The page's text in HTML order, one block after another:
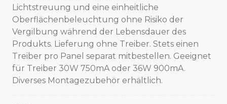
Lichtstreuung und eine einheitliche
Oberflächenbeleuchtung ohne Risiko der
Vergilbung während der Lebensdauer des
Produkts. Lieferung ohne Treiber. Stets einen
Treiber pro Panel separat mitbestellen. Geeignet
für Treiber 30W 750mA oder 36W 900mA.
Diverses Montagezubehör erhältlich.